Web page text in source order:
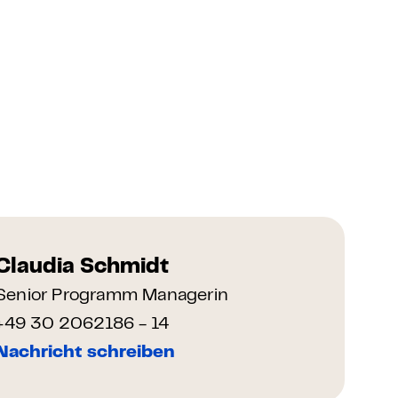
Schmidt
Programm Managerin
30 2062186 - 14
schreiben